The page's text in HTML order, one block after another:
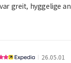
greit, hyggelige
26.05.01